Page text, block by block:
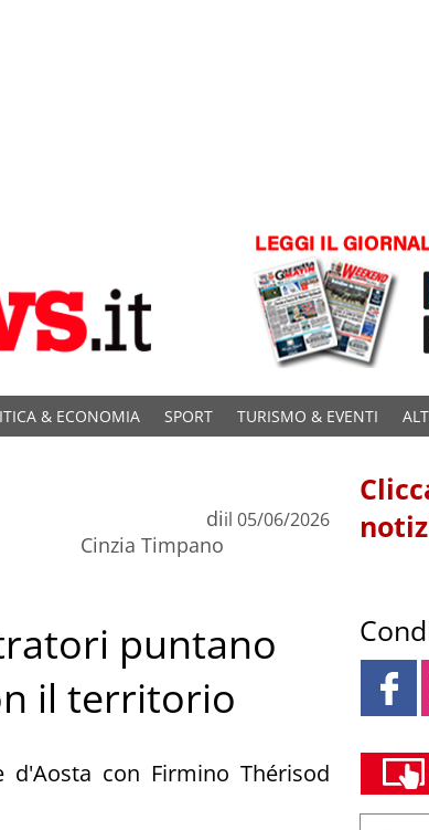
& ECONOMIA SPORT TURISMO & EVENTI
di
Cinzia Timpano
il 05/06/2026
puntano
il territorio
con Firmino Thérisod